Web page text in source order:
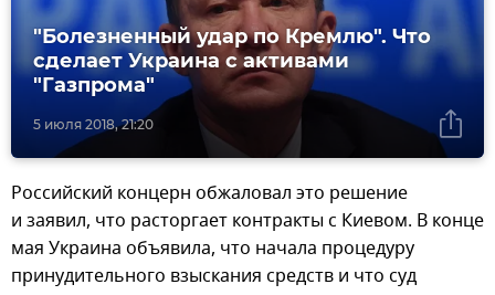
5 июля 2018, 21:20
"Болезненный удар по Кремлю". Что
сделает Украина с активами
"Газпрома"
Российский концерн обжаловал это решение
и заявил, что расторгает контракты с Киевом. В конце
мая Украина объявила, что начала процедуру
принудительного взыскания средств и что суд